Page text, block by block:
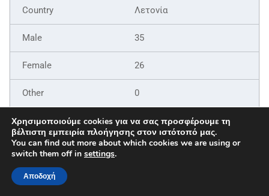
Λετονία
35
26
0
61
9
Χρησιμοποιούμε cookies για να σας προσφέρουμε τη
βέλτιστη εμπειρία πλοήγησης στον ιστότοπό μας.
You can find out more about which cookies we are using or
switch them off in settings.
Αποδοχή